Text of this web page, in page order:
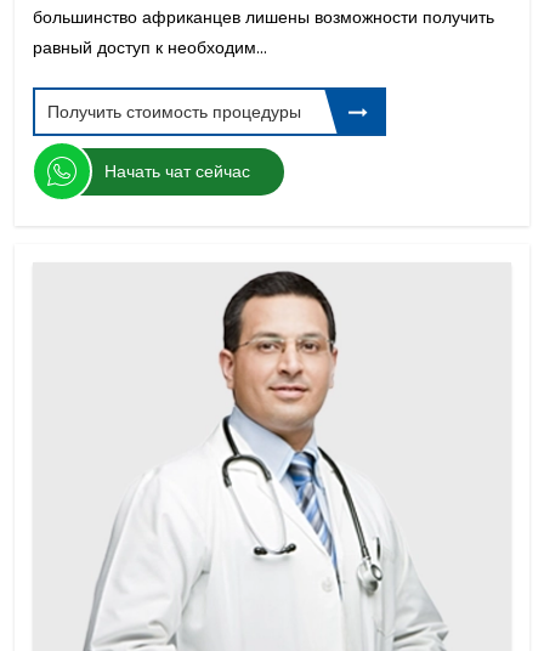
большинство африканцев лишены возможности получить
равный доступ к необходим...
Получить стоимость процедуры
Начать чат сейчас